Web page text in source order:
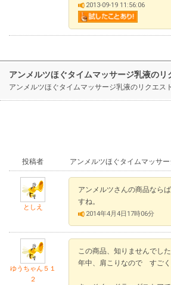
2013-09-19 11:56:06
アンメルツほぐタイムマッサージ乳液のリ
アンメルツほぐタイムマッサージ乳液のリクエ
投稿者 アンメルツほぐタイムマッサ
としえ
アンメルツさんの商品なら
すね。
2014年4月4日17時06分
ゆうちゃん５１
２
この商品、知りませんでした
年中、肩こりなので すごく